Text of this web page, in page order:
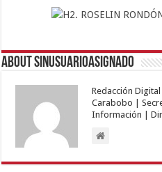
About sinusuarioasignado
Redacción
Carabobo |
Información |